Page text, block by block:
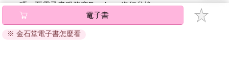
碼』至電子書服務商Readmoo進行兌換。
退換貨須知：
因版權保護，您在金石堂所購買的電子書僅能以金石堂專屬
電子書
※ 金石堂電子書怎麼看